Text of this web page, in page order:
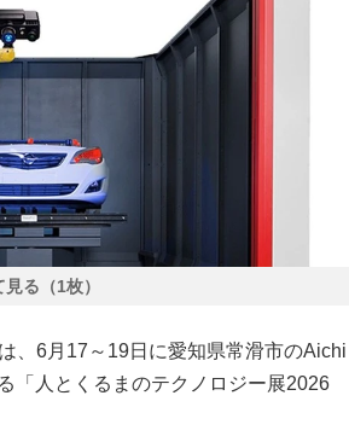
る（1枚）
、6月17～19日に愛知県常滑市のAichi
「人とくるまのテクノロジー展2026